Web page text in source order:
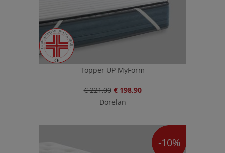
Topper UP MyForm
€ 221,00 € 198,90
Dorelan
-10%